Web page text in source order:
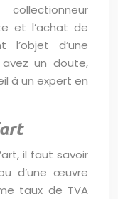
et l’achat de
l’objet d’une
un doute,
à un expert en
il faut savoir
d’une œuvre
taux de TVA